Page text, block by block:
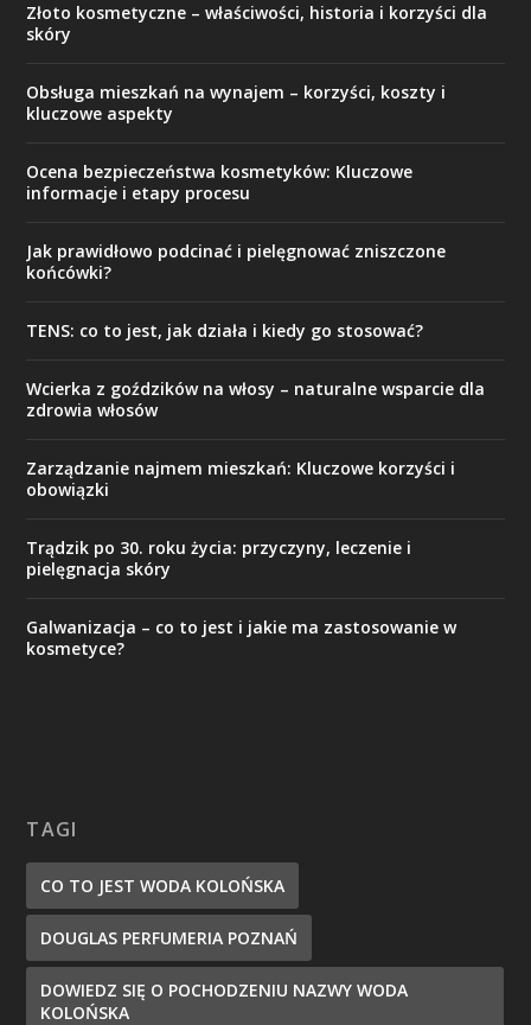
Złoto kosmetyczne – właściwości, historia i korzyści dla
skóry
Obsługa mieszkań na wynajem – korzyści, koszty i
kluczowe aspekty
Ocena bezpieczeństwa kosmetyków: Kluczowe
informacje i etapy procesu
Jak prawidłowo podcinać i pielęgnować zniszczone
końcówki?
TENS: co to jest, jak działa i kiedy go stosować?
Wcierka z goździków na włosy – naturalne wsparcie dla
zdrowia włosów
Zarządzanie najmem mieszkań: Kluczowe korzyści i
obowiązki
Trądzik po 30. roku życia: przyczyny, leczenie i
pielęgnacja skóry
Galwanizacja – co to jest i jakie ma zastosowanie w
kosmetyce?
TAGI
CO TO JEST WODA KOLOŃSKA
DOUGLAS PERFUMERIA POZNAŃ
DOWIEDZ SIĘ O POCHODZENIU NAZWY WODA
KOLOŃSKA